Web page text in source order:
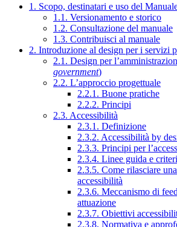
1. Scopo, destinatari e uso del
1.1. Versionamento e storico
1.2. Consultazione del manuale
1.3. Contribuisci al manuale
2. Introduzione al design per i servizi
2.1. Design per
government)
2.2. L’approccio progettuale
2.2.1. Buone pratiche
2.2.2. Principi
2.3. Accessibilità
2.3.1. Definizione
2.3.2. Accessibilità by
2.3.3. Principi per
2.3.4. Linee guida e
2.3.5. Come rilasciare
accessibilità
2.3.6. Meccanismo di
attuazione
2.3.7. Obiettivi
2.3.8. Normativa e